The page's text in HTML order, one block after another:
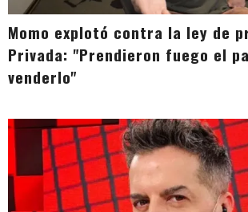
Momo explotó contra la ley de
Privada: "Prendieron fuego el
venderlo"